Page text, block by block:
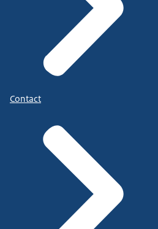
Contact